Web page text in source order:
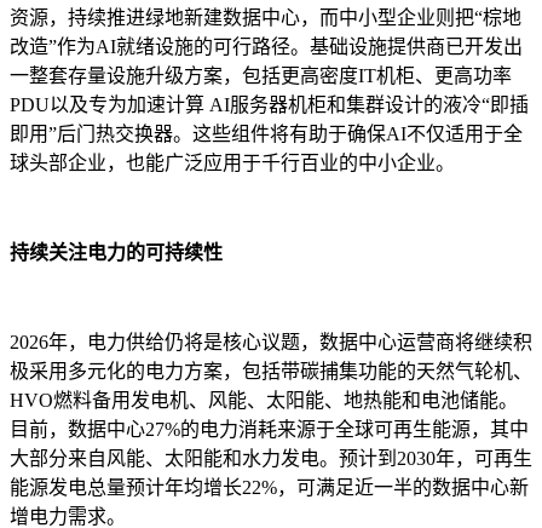
资源，持续推进绿地新建数据中心，而中小型企业则把“棕地
改造”作为AI就绪设施的可行路径。基础设施提供商已开发出
一整套存量设施升级方案，包括更高密度IT机柜、更高功率
PDU以及专为加速计算 AI服务器机柜和集群设计的液冷“即插
即用”后门热交换器。这些组件将有助于确保AI不仅适用于全
球头部企业，也能广泛应用于千行百业的中小企业。
持续关注电力的可持续性
2026年，电力供给仍将是核心议题，数据中心运营商将继续积
极采用多元化的电力方案，包括带碳捕集功能的天然气轮机、
HVO燃料备用发电机、风能、太阳能、地热能和电池储能。
目前，数据中心27%的电力消耗来源于全球可再生能源，其中
大部分来自风能、太阳能和水力发电。预计到2030年，可再生
能源发电总量预计年均增长22%，可满足近一半的数据中心新
增电力需求。